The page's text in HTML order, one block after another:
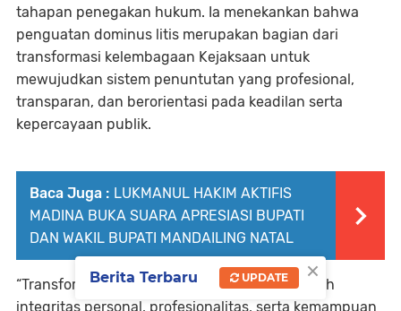
tahapan penegakan hukum. Ia menekankan bahwa
penguatan dominus litis merupakan bagian dari
transformasi kelembagaan Kejaksaan untuk
mewujudkan sistem penuntutan yang profesional,
transparan, dan berorientasi pada keadilan serta
kepercayaan publik.
Baca Juga : LUKMANUL HAKIM AKTIFIS
MADINA BUKA SUARA APRESIASI BUPATI
DAN WAKIL BUPATI MANDAILING NATAL
“Transformasi penuntutan harus didukung oleh
integritas personal, profesionalitas, serta kemampuan
×
Berita Terbaru UPDATE